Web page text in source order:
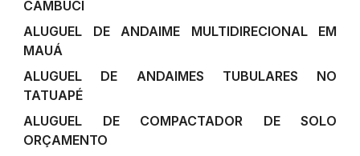
CAMBUCI
ALUGUEL DE ANDAIME MULTIDIRECIONAL EM
MAUÁ
ALUGUEL DE ANDAIMES TUBULARES NO
TATUAPÉ
ALUGUEL DE COMPACTADOR DE SOLO
ORÇAMENTO